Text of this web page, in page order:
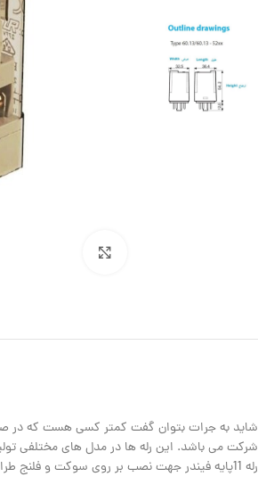
شاید به جرات بتوان گفت کمتر کسی هست که در
رله 11پایه فیندر جهت نصب بر روی سوکت و فلنج طراحی شده اند و سوکت ها و فلنج های سری 90 مختص این سری از رله ها می باشند. ( رله 60.12 فیندر و رله 60.13 فیندر )